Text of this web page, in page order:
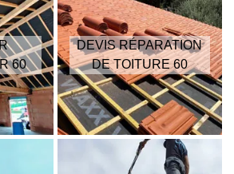
60
DEVIS RÉPARATION
DE TOITURE 60